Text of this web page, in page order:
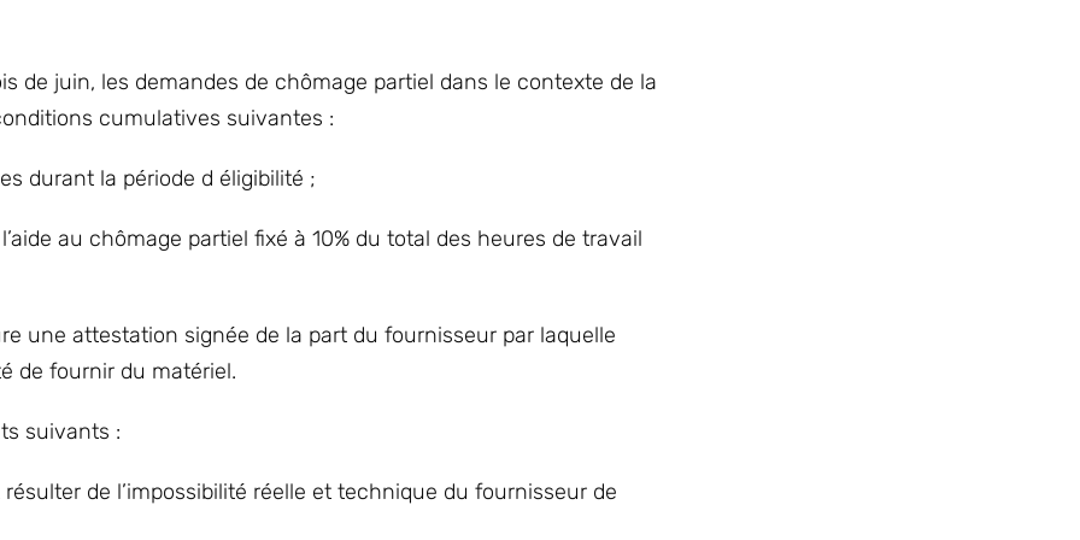
de juin, les demandes de chômage partiel dans le contexte de la
cumulatives suivantes :
durant la période d éligibilité ;
au chômage partiel fixé à 10% du total des heures de travail
une attestation signée de la part du fournisseur par laquelle
de fournir du matériel.
suivants :
de l’impossibilité réelle et technique du fournisseur de